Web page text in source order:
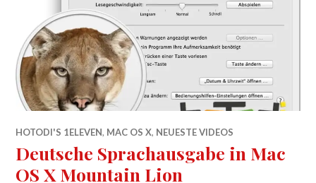
HOTODI'S 1ELEVEN, MAC OS X, NEUESTE VIDEOS
Deutsche Sprachausgabe in Mac
OS X Mountain Lion